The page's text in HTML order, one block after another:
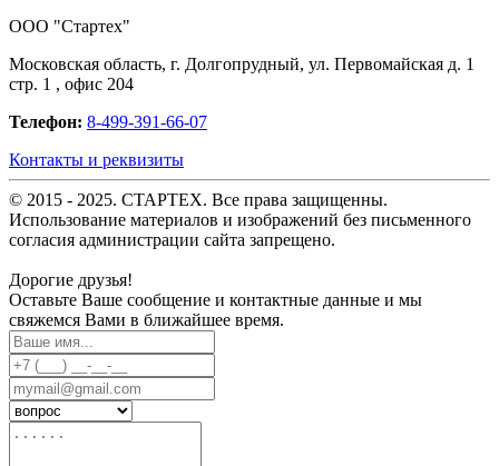
OOO "Стартех"
Московская область, г. Долгопрудный, ул. Первомайская д. 1
стр. 1 , офис 204
Телефон: 8-499-391-66-07
Контакты и реквизиты
© 2015 - 2025. СТАРТЕХ. Все права защищенны.
Использование материалов и изображений без письменного
согласия администрации сайта запрещено.
Дорогие друзья!
Оставьте Ваше сообщение и контактные данные и мы
свяжемся Вами в ближайшее время.